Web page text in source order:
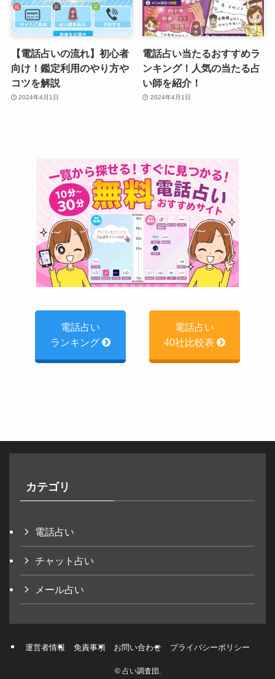
【電話占いの流れ】初心者
向け！鑑定利用のやり方や
コツを解説
2024年4月1日
電話占い当たるおすすめラ
ンキング！人気の当たる占
い師を紹介！
2024年4月1日
電話占い
ランキング
電話占い
40社比較表
カテゴリ
電話占い
チャット占い
メール占い
運営者情報 免責事項 お問い合わせ プライバシーポリシー
©占い調査団.